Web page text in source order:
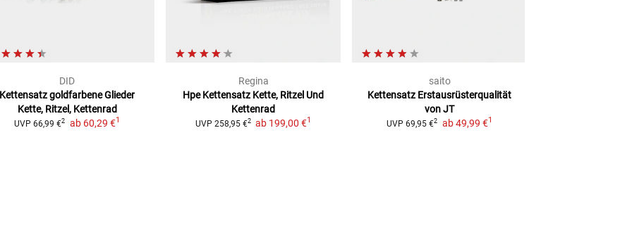
DID
Kettensatz goldfarbene Glieder
Kette, Ritzel, Kettenrad
UVP 66,99 €2 ab 60,29 €1
Regina
Hpe Kettensatz Kette, Ritzel Und
Kettenrad
UVP 258,95 €2 ab 199,00 €1
saito
Kettensatz Erstausrüsterqualität
von JT
UVP 69,95 €2 ab 49,99 €1